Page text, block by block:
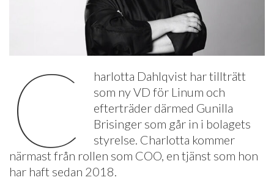
C
harlotta Dahlqvist har tillträtt
som ny VD för Linum och
efterträder därmed Gunilla
Brisinger som går in i bolagets
styrelse. Charlotta kommer
närmast från rollen som COO, en tjänst som hon
har haft sedan 2018.